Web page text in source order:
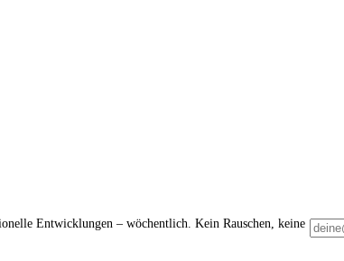
Entwicklungen – wöchentlich. Kein Rauschen, keine